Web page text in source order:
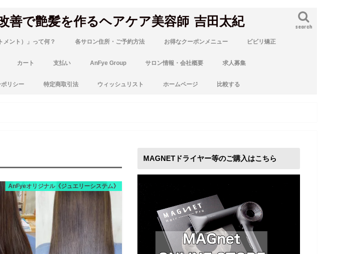
善で艶髪を作るヘアケア美容師 吉田太紀 search
メント）」って何？ 各サロン住所・ご予約方法 お得なクーポンメニュー ビビリ矯正
カート 支払い AnFye Group サロン情報・会社概要 求人募集
リシー 特定商取引法 ウィッシュリスト ホームページ 比較する
AnFyeオリジナル《ジュエリーシステム》
MAGNETドライヤー等のご購入はこちら